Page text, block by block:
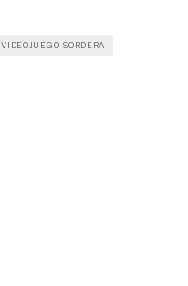
VIDEOJUEGO SORDERA